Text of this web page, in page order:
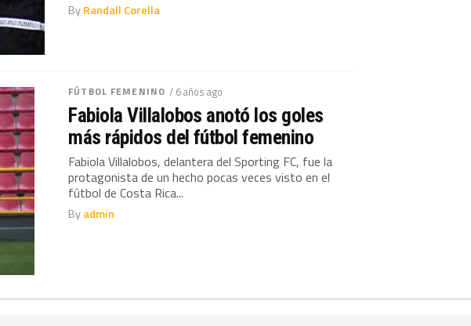
ByRandall Corella
FÚTBOL FEMENINO / 6 años ago
Fabiola Villalobos anotó los goles
más rápidos del fútbol femenino
Fabiola Villalobos, delantera del Sporting FC, fue la
protagonista de un hecho pocas veces visto en el
fútbol de Costa Rica...
Byadmin